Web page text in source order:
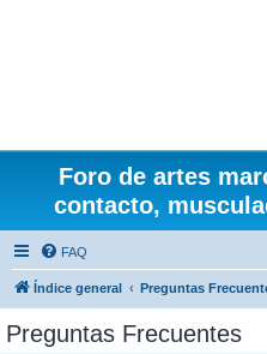
Foro de artes
contacto,
FAQ
Índice general Preguntas
Preguntas Frecuentes